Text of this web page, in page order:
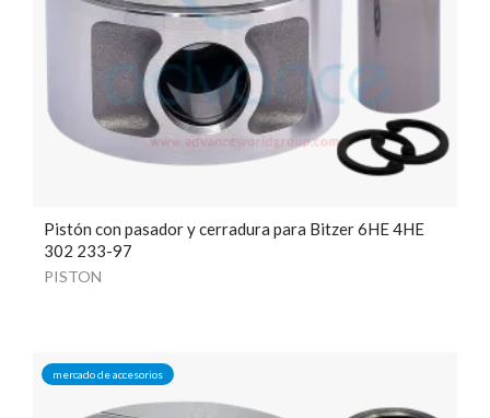
Pistón con pasador y cerradura para Bitzer 6HE 4HE
302 233-97
PISTON
mercado de accesorios